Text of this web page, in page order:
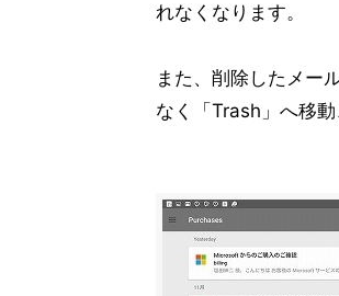
れなくなります。
また、削除したメー
なく「Trash」へ移